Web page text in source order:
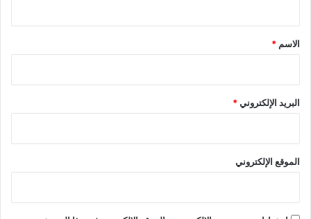
*
الاسم *
البريد الإلكتروني*
الموقع الإلكتروني